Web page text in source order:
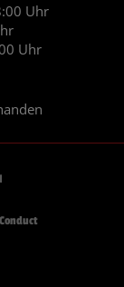
Uhr
Uhr